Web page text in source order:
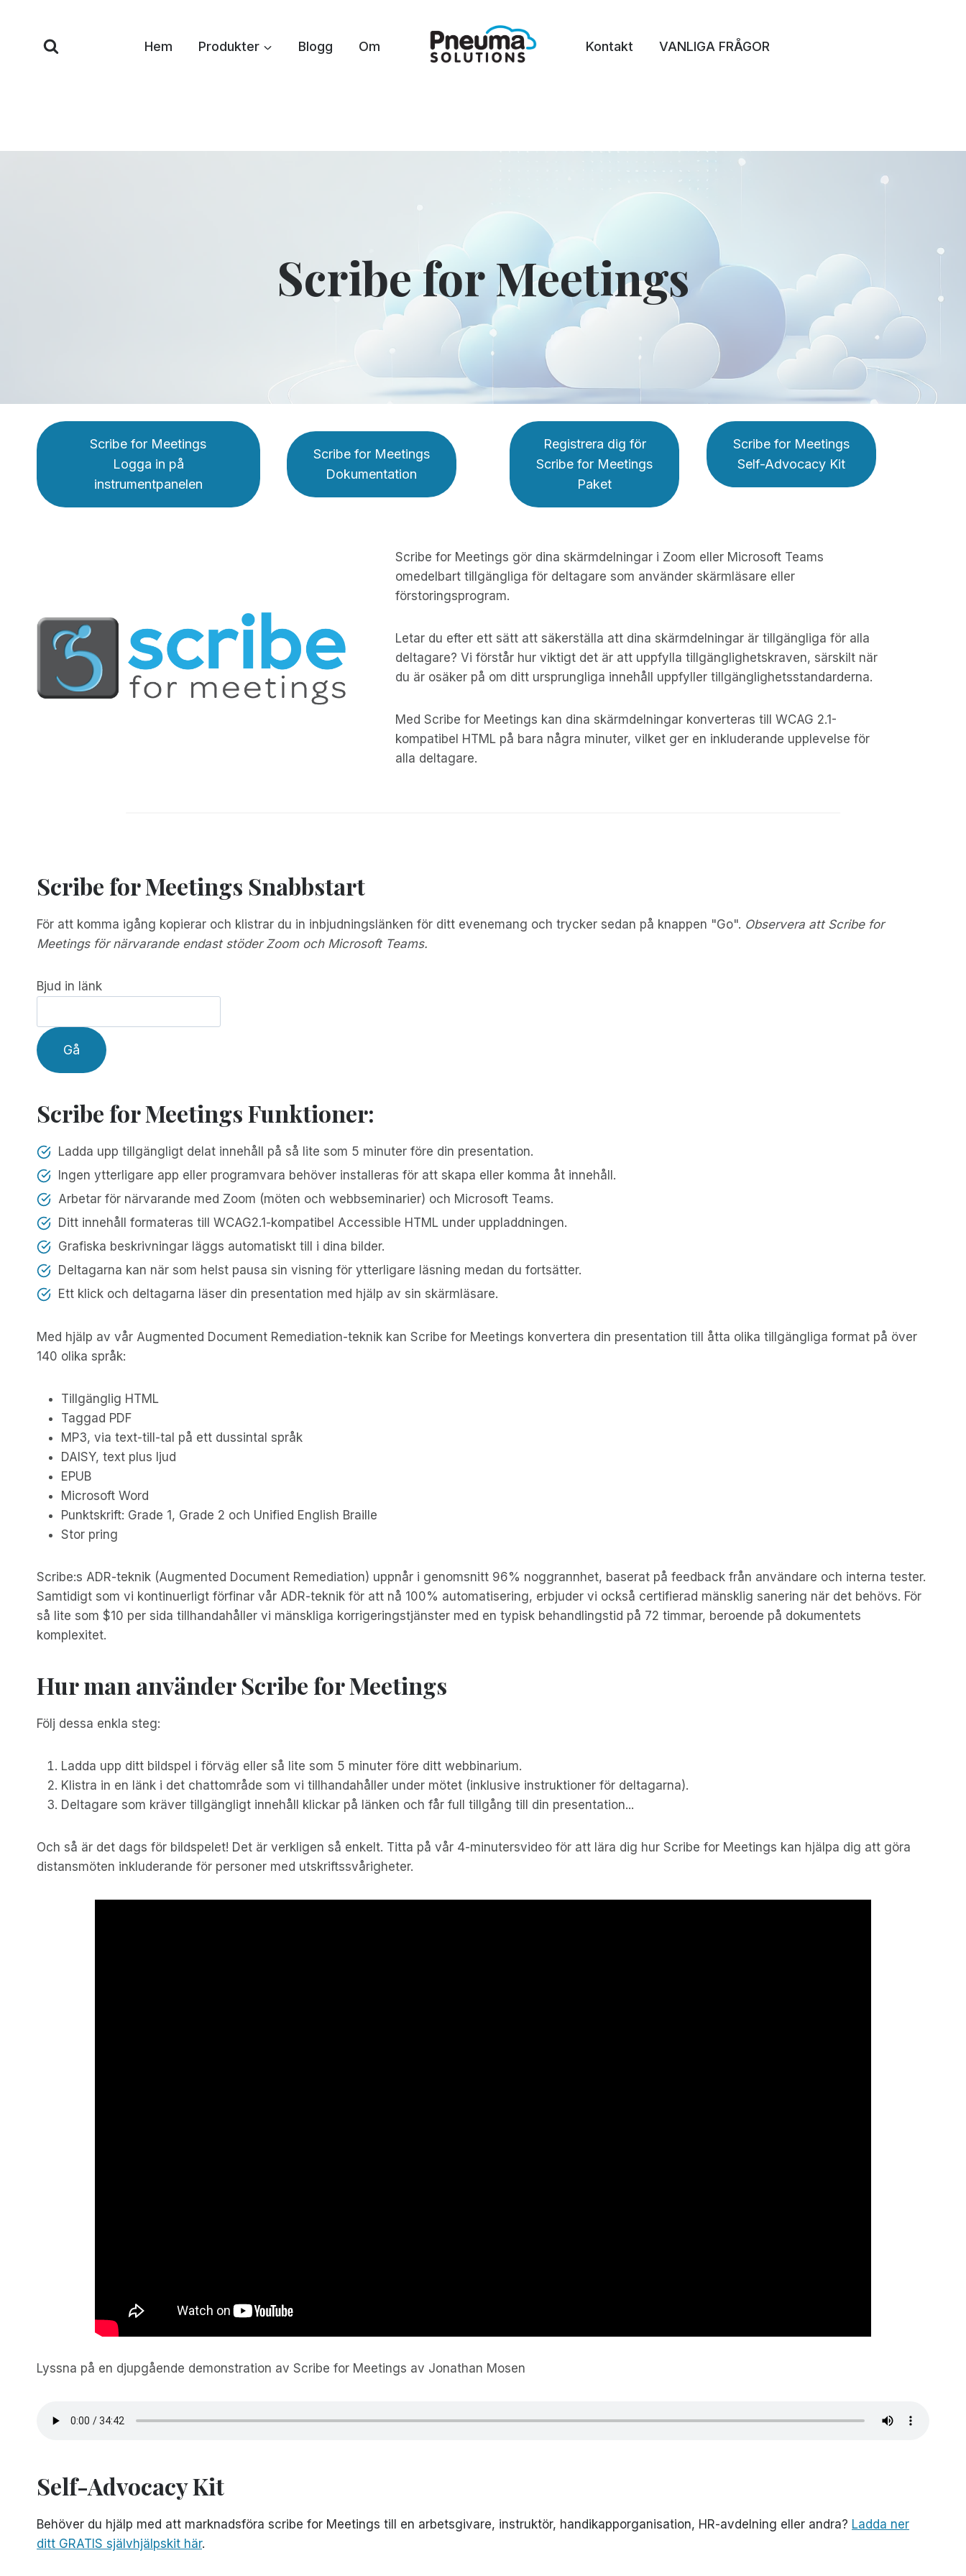
innehåll
Hem Produkter Blogg Om Kontakt VANLIGA FRÅGOR
Scribe for Meetings
Scribe for Meetings
Logga in på
instrumentpanelen
Scribe for Meetings
Dokumentation
Registrera dig för
Scribe for Meetings
Paket
Scribe for Meetings
Self-Advocacy Kit
Scribe for Meetings gör dina skärmdelningar i Zoom eller Microsoft Teams
omedelbart tillgängliga för deltagare som använder skärmläsare eller
förstoringsprogram.
Letar du efter ett sätt att säkerställa att dina skärmdelningar är tillgängliga för alla
deltagare? Vi förstår hur viktigt det är att uppfylla tillgänglighetskraven, särskilt när
du är osäker på om ditt ursprungliga innehåll uppfyller tillgänglighetsstandarderna.
Med Scribe for Meetings kan dina skärmdelningar konverteras till WCAG 2.1-
kompatibel HTML på bara några minuter, vilket ger en inkluderande upplevelse för
alla deltagare.
Scribe for Meetings Snabbstart
För att komma igång kopierar och klistrar du in inbjudningslänken för ditt evenemang och trycker sedan på knappen "Go". Observera att Scribe for
Meetings för närvarande endast stöder Zoom och Microsoft Teams.
Bjud in länk
Gå
Scribe for Meetings Funktioner:
Ladda upp tillgängligt delat innehåll på så lite som 5 minuter före din presentation.
Ingen ytterligare app eller programvara behöver installeras för att skapa eller komma åt innehåll.
Arbetar för närvarande med Zoom (möten och webbseminarier) och Microsoft Teams.
Ditt innehåll formateras till WCAG2.1-kompatibel Accessible HTML under uppladdningen.
Grafiska beskrivningar läggs automatiskt till i dina bilder.
Deltagarna kan när som helst pausa sin visning för ytterligare läsning medan du fortsätter.
Ett klick och deltagarna läser din presentation med hjälp av sin skärmläsare.
Med hjälp av vår Augmented Document Remediation-teknik kan Scribe for Meetings konvertera din presentation till åtta olika tillgängliga format på över
140 olika språk:
Tillgänglig HTML
Taggad PDF
MP3, via text-till-tal på ett dussintal språk
DAISY, text plus ljud
EPUB
Microsoft Word
Punktskrift: Grade 1, Grade 2 och Unified English Braille
Stor pring
Scribe:s ADR-teknik (Augmented Document Remediation) uppnår i genomsnitt 96% noggrannhet, baserat på feedback från användare och interna tester.
Samtidigt som vi kontinuerligt förfinar vår ADR-teknik för att nå 100% automatisering, erbjuder vi också certifierad mänsklig sanering när det behövs. För
så lite som $10 per sida tillhandahåller vi mänskliga korrigeringstjänster med en typisk behandlingstid på 72 timmar, beroende på dokumentets
komplexitet.
Hur man använder Scribe for Meetings
Följ dessa enkla steg:
Ladda upp ditt bildspel i förväg eller så lite som 5 minuter före ditt webbinarium.
Klistra in en länk i det chattområde som vi tillhandahåller under mötet (inklusive instruktioner för deltagarna).
Deltagare som kräver tillgängligt innehåll klickar på länken och får full tillgång till din presentation...
Och så är det dags för bildspelet! Det är verkligen så enkelt. Titta på vår 4-minutersvideo för att lära dig hur Scribe for Meetings kan hjälpa dig att göra
distansmöten inkluderande för personer med utskriftssvårigheter.
Lyssna på en djupgående demonstration av Scribe for Meetings av Jonathan Mosen
Self-Advocacy Kit
Behöver du hjälp med att marknadsföra scribe for Meetings till en arbetsgivare, instruktör, handikapporganisation, HR-avdelning eller andra? Ladda ner
ditt GRATIS självhjälpskit här.